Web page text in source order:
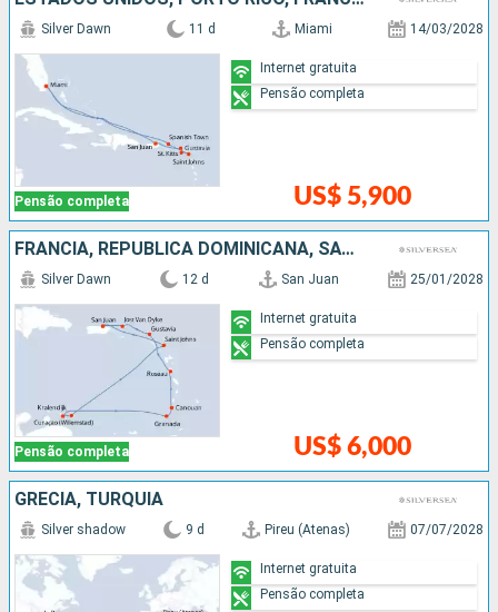
Pensão completa
Silver Dawn 11 d Miami 14/03/2028
US$ 5,900
Internet gratuita
Pensão completa
FRANCIA, REPUBLICA DOMINICANA, SÃO VINCENTE E GRANADINAS, GRENADA, ANTIGUA E BARBUDA, PORTO RICO
Pensão completa
Silver Dawn 12 d San Juan 25/01/2028
US$ 6,000
Internet gratuita
Pensão completa
GRÉCIA, TURQUIA
Silver shadow 9 d Pireu (Atenas) 07/07/2028
Internet gratuita
Pensão completa